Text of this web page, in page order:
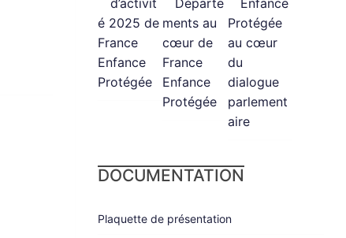
d’activit
é 2025 de
France
Enfance
Protégée
Départe
ments au
cœur de
France
Enfance
Protégée
Enfance
Protégée
au cœur
du
dialogue
parlement
aire
DOCUMENTATION
Plaquette de présentation